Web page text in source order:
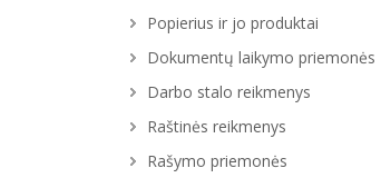
Popierius ir jo produktai
Dokumentų laikymo priemonės
Darbo stalo reikmenys
Raštinės reikmenys
Rašymo priemonės